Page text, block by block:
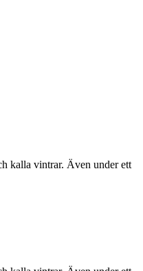
kalla vintrar. Även under ett